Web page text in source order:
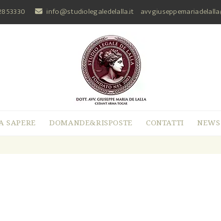
info@studiolegaledelalla.it
SAPERE DOMANDE&RISPOSTE CONTATTI NEWS